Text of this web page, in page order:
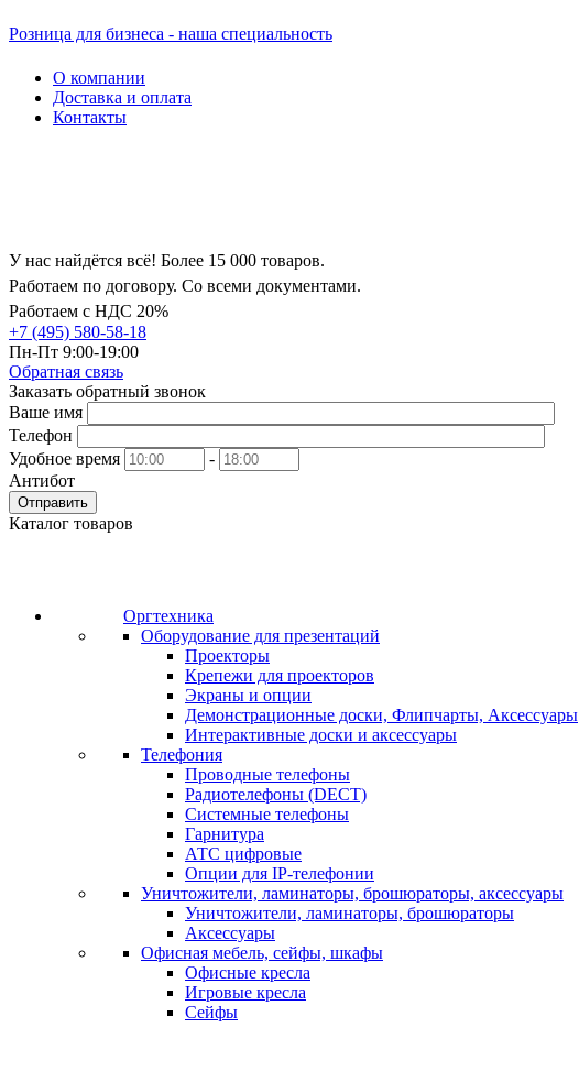
Розница для бизнеса - наша специальность
О компании
Доставка и оплата
Контакты
У нас найдётся всё! Более 15 000 товаров.
Работаем по договору. Со всеми документами.
Работаем с НДС 20%
+7 (495) 580-58-18
Пн-Пт 9:00-19:00
Обратная связь
Заказать обратный звонок
Ваше имя
Телефон
Удобное время
-
Антибот
Отправить
Каталог товаров
Оргтехника
Оборудование для презентаций
Проекторы
Крепежи для проекторов
Экраны и опции
Демонстрационные доски, Флипчарты, Аксессуары
Интерактивные доски и аксессуары
Телефония
Проводные телефоны
Радиотелефоны (DECT)
Системные телефоны
Гарнитура
АТС цифровые
Опции для IP-телефонии
Уничтожители, ламинаторы, брошюраторы, аксессуары
Уничтожители, ламинаторы, брошюраторы
Аксессуары
Офисная мебель, сейфы, шкафы
Офисные кресла
Игровые кресла
Сейфы